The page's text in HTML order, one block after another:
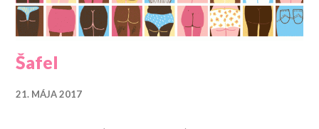
Šafel
21. MÁJA 2017